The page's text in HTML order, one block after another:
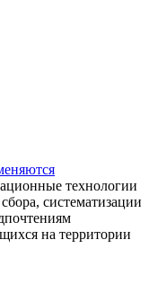
технологии
систематизации
на территории